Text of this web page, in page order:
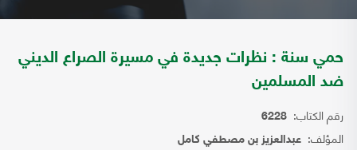
حمي سنة : نظرات جديدة في مسيرة الصراع الديني
ضد المسلمين
رقم الكتاب: 6228
المؤلف: عبدالعزيز بن مصطفي كامل